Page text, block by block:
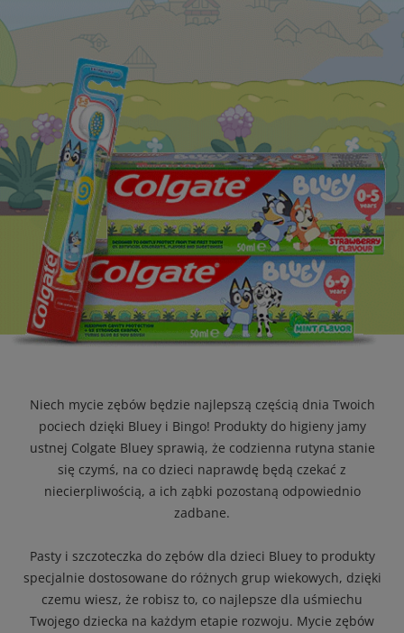
OCEŃ KONDYCJĘ JAMY USTNEJ
ZNAJDŹ SWÓJ PRODUKT
DLA PROFESJONALISTÓW
PL
Niech mycie zębów będzie najlepszą częścią dnia Twoich
pociech dzięki Bluey i Bingo! Produkty do higieny jamy
ustnej Colgate Bluey sprawią, że codzienna rutyna stanie
się czymś, na co dzieci naprawdę będą czekać z
niecierpliwością, a ich ząbki pozostaną odpowiednio
zadbane.
Pasty i szczoteczka do zębów dla dzieci Bluey to produkty
specjalnie dostosowane do różnych grup wiekowych, dzięki
czemu wiesz, że robisz to, co najlepsze dla uśmiechu
Twojego dziecka na każdym etapie rozwoju. Mycie zębów